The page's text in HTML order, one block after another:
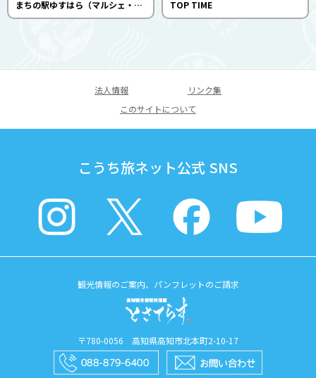
まちの駅ゆすはら（マルシェ・ユスハラ） TOP TIME
法人情報
リンク集
このサイトについて
こうち旅ネット公式 SNS
観光情報のご案内、パンフレットのご請求
〒780-0056 高知県高知市北本町2-10-17